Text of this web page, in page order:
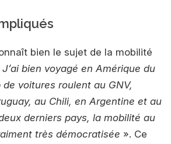
bien le sujet de la mobilité
J’ai bien voyagé en Amérique du
voitures roulent au GNV,
au Chili, en Argentine et au
derniers pays, la mobilité au
très démocratisée ». Ce